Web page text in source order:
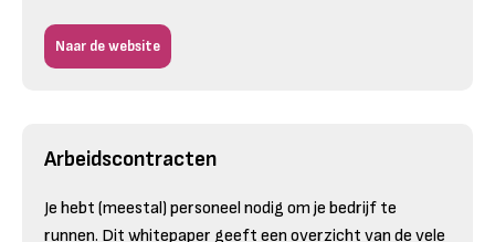
Naar de website
Arbeidscontracten
Je hebt (meestal) personeel nodig om je bedrijf te
runnen. Dit whitepaper geeft een overzicht van de vele